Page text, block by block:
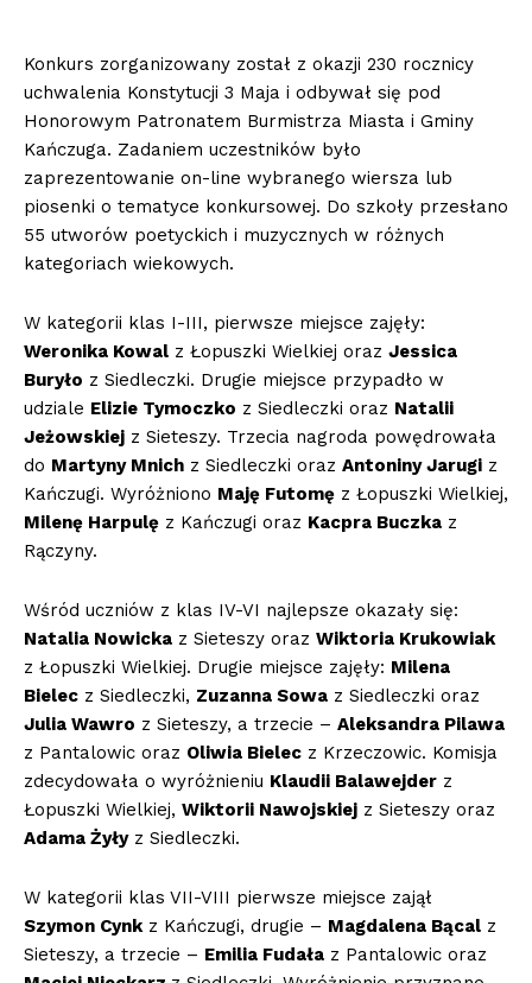
Konkurs zorganizowany został z okazji 230 rocznicy
uchwalenia Konstytucji 3 Maja i odbywał się pod
Honorowym Patronatem Burmistrza Miasta i Gminy
Kańczuga. Zadaniem uczestników było
zaprezentowanie on-line wybranego wiersza lub
piosenki o tematyce konkursowej. Do szkoły przesłano
55 utworów poetyckich i muzycznych w różnych
kategoriach wiekowych.
W kategorii klas I-III, pierwsze miejsce zajęły:
Weronika Kowal z Łopuszki Wielkiej oraz Jessica
Buryło z Siedleczki. Drugie miejsce przypadło w
udziale Elizie Tymoczko z Siedleczki oraz Natalii
Jeżowskiej z Sieteszy. Trzecia nagroda powędrowała
do Martyny Mnich z Siedleczki oraz Antoniny Jarugi z
Kańczugi. Wyróżniono Maję Futomę z Łopuszki Wielkiej,
Milenę Harpulę z Kańczugi oraz Kacpra Buczka z
Rączyny.
Wśród uczniów z klas IV-VI najlepsze okazały się:
Natalia Nowicka z Sieteszy oraz Wiktoria Krukowiak
z Łopuszki Wielkiej. Drugie miejsce zajęły: Milena
Bielec z Siedleczki, Zuzanna Sowa z Siedleczki oraz
Julia Wawro z Sieteszy, a trzecie – Aleksandra Pilawa
z Pantalowic oraz Oliwia Bielec z Krzeczowic. Komisja
zdecydowała o wyróżnieniu Klaudii Balawejder z
Łopuszki Wielkiej, Wiktorii Nawojskiej z Sieteszy oraz
Adama Żyłyz Siedleczki.
W kategorii klas VII-VIII pierwsze miejsce zajął
Szymon Cynkz Kańczugi, drugie – Magdalena Bącal z
Sieteszy, a trzecie – Emilia Fudała z Pantalowic oraz